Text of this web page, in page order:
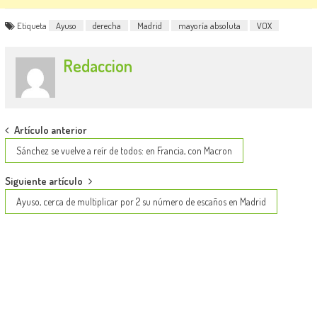
Etiqueta Ayuso derecha Madrid mayoría absoluta VOX
Redaccion
Post
navigation
Artículo anterior
Sánchez se vuelve a reír de todos: en Francia, con Macron
Siguiente artículo
Ayuso, cerca de multiplicar por 2 su número de escaños en Madrid